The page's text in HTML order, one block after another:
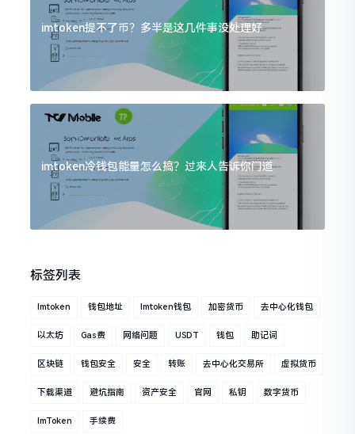
imtoken提不了币？多半是这几件事没处理好
imtoken冷钱包能量怎么搞？过来人告诉你门道
标签列表
Imtoken 钱包地址 Imtoken钱包 加密货币 去中心化钱包
以太坊 Gas费 网络问题 USDT 钱包 助记词
区块链 钱包安全 安全 转账 去中心化交易所 虚拟货币
下载渠道 避坑指南 资产安全 官网 私钥 数字货币
ImToken 手续费